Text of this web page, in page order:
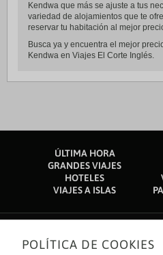
Kendwa que más se ajuste a tus
variedad de alojamientos que te
reservar tu habitación al mejor
Busca ya y encuentra el mejor
Kendwa en Viajes El Corte Inglés.
ÚLTIMA HORA
GRANDES VIAJES
HOTELES
VIAJES A ISLAS
Sobre nosotros
POLÍTICA DE COOKIES